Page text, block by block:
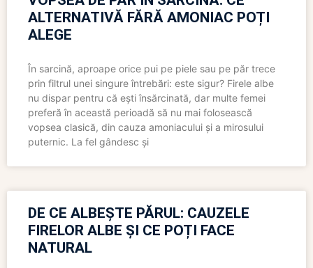
ALTERNATIVĂ FĂRĂ AMONIAC POȚI
ALEGE
În sarcină, aproape orice pui pe piele sau pe păr trece
prin filtrul unei singure întrebări: este sigur? Firele albe
nu dispar pentru că ești însărcinată, dar multe femei
preferă în această perioadă să nu mai folosească
vopsea clasică, din cauza amoniacului și a mirosului
puternic. La fel gândesc și
DE CE ALBEȘTE PĂRUL: CAUZELE
FIRELOR ALBE ȘI CE POȚI FACE
NATURAL